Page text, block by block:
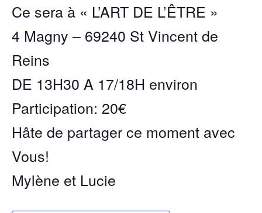
Ce sera à « L’ART DE L’ÊTRE »
4 Magny – 69240 St Vincent de
Reins
DE 13H30 A 17/18H environ
Participation: 20€
Hâte de partager ce moment avec
Vous!
Mylène et Lucie